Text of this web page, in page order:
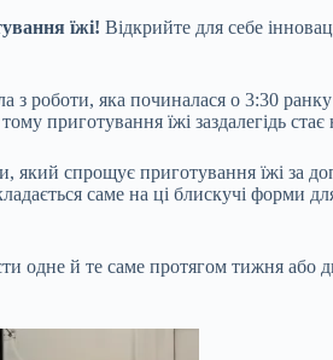
їжі! Відкрийте для себе
яка починалася о 3:30 ранку
приготування їжі заздалегідь стає
який спрощує приготування їжі за
саме на ці блискучі форми
одне й те саме протягом тижня або